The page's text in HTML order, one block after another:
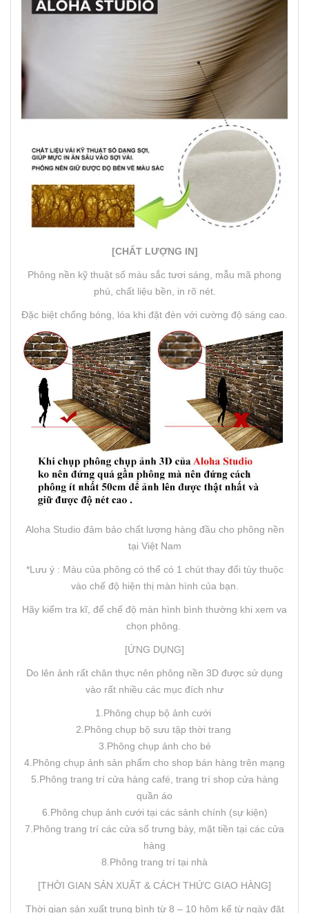
[CHẤT LƯỢNG IN]
Phông nền kỹ thuật số màu sắc tươi sáng, mẫu mã phong
phú, chất liệu bền, in rõ nét.
Đặc biệt chống bóng, lóa khi đặt đèn với cường độ sáng cao.
Aloha Studio đảm bảo chất lượng hàng đầu cho phông nền
tại Việt Nam
*Lưu ý : Màu của phông có thể có 1 chút thay đổi tùy thuộc
vào chế độ hiện thị màn hình của bạn.
Hãy kiểm tra kĩ, để chế độ màn hình bình thường khi xem va
chọn phông.
[ỨNG DỤNG]
Do lên ảnh rất chân thực nên phông nền 3D được sử dụng
vào rất nhiều các mục đích như
1.Phông chụp bộ ảnh cưới
2.Phông chụp bộ sưu tập thời trang
3.Phông chụp ảnh cho bé
4.Phông chụp ảnh sản phẩm cho shop bán hàng trên mạng
5.Phông trang trí cửa hàng café, trang trí shop cửa hàng
quần áo
6.Phông chụp ảnh cưới tại các sảnh chính (sự kiện)
7.Phông trang trí các cửa sổ trưng bày, mặt tiền tại các cửa
hàng
8.Phông trang trí tại nhà
[THỜI GIAN SẢN XUẤT & CÁCH THỨC GIAO HÀNG]
Thời gian sản xuất trung bình từ 8 – 10 hôm kể từ ngày đặt